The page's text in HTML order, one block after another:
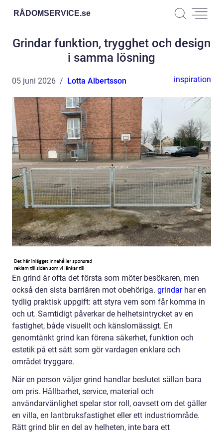
RÅDOMSERVICE.se
Grindar funktion, trygghet och design
i samma lösning
05 juni 2026 Lotta Albertsson inspiration
En grind är ofta det första som möter besökaren, men
också den sista barriären mot obehöriga. grindarhar en
tydlig praktisk uppgift: att styra vem som får komma in
och ut. Samtidigt påverkar de helhetsintrycket av en
fastighet, både visuellt och känslomässigt. En
genomtänkt grind kan förena säkerhet, funktion och
estetik på ett sätt som gör vardagen enklare och
området tryggare.
När en person väljer grind handlar beslutet sällan bara
om pris. Hållbarhet, service, material och
användarvänlighet spelar stor roll, oavsett om det gäller
en villa, en lantbruksfastighet eller ett industriområde.
Rätt grind blir en del av helheten, inte bara ett